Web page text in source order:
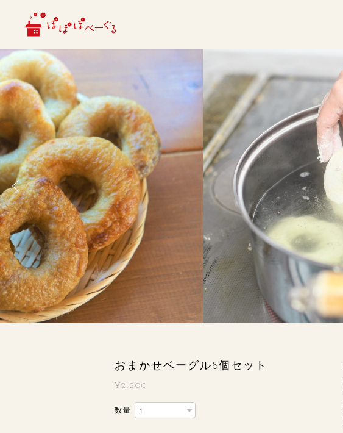
おまかせベーグル8個セット
¥2,200
数量